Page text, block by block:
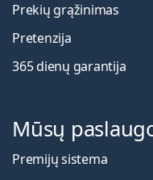
Prekių grąžinimas
Pretenzija
365 dienų garantija
Mūsų
Premijų sistema